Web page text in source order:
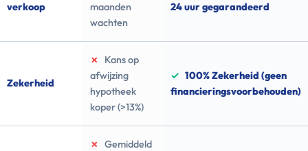
verkoop
maanden
wachten
24 uur gegarandeerd
Zekerheid
✗
Kans op
afwijzing
hypotheek
koper (>13%)
✓ 100% Zekerheid (geen
financieringsvoorbehouden)
✗
Gemiddeld